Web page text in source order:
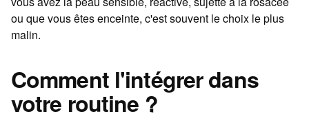
ou que vous êtes enceinte, c'est souvent le choix le plus
malin.
Comment l'intégrer dans
votre routine ?